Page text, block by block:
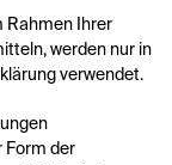
Rahmen Ihrer
werden nur in
verwendet.
Form der